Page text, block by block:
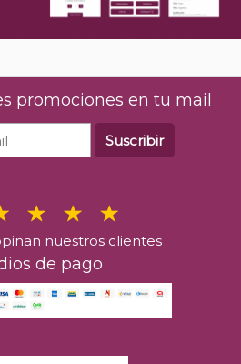
promociones en tu mail
Suscribir
nuestros clientes
de pago